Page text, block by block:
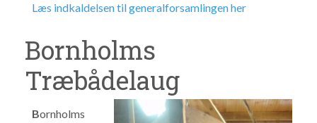
Læs indkaldelsen til generalforsamlingen her
Bornholms
Træbådelaug
Bornholms